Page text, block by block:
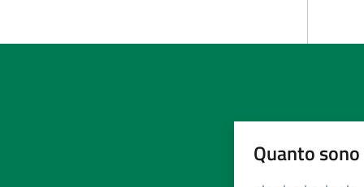
Quanto